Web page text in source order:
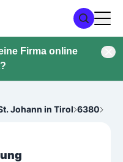
Firma online
Johann in Tirol 6380